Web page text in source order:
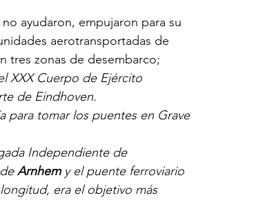
ayudaron, empujaron para su
aerotransportadas de
tres zonas de desembarco;
XXX Cuerpo de Ejército
de Eindhoven.
para tomar los puentes en Grave
Independiente de
Arnhem y el puente ferroviario
era el objetivo más